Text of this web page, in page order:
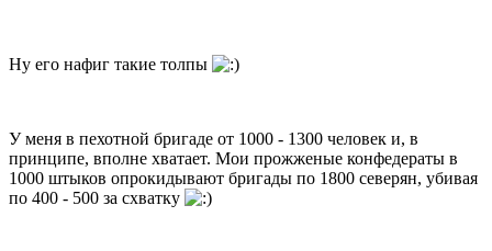
Ну его нафиг такие толпы
У меня в пехотной бригаде от 1000 - 1300 человек и, в
принципе, вполне хватает. Мои прожженые конфедераты в
1000 штыков опрокидывают бригады по 1800 северян, убивая
по 400 - 500 за схватку